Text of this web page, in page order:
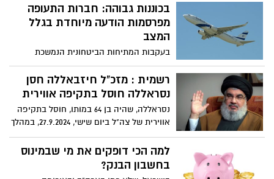
החדשה, כאשר בשלב זה אין שינוי בהנחיות
של פיקוד העורף לאזור אשדוד, אך הדברים
יכולים להשתנות במהרה
בכוננות גבוהה: חברות התעופה
מפרסמות הודעה מיוחדת בגלל
המצב
בעקבות המתיחות הביטחונית הנמשכת
וביטולי הטיסות של חברות תעופה רבות
לישראל וממנה, חברות התעופה הישראליות
אל על, ישראייר וארקיע פרסמו הודעות
ההתפתחויות האחרונות ולספק מענה לביקוש
רשמית : מזכ"ל חיזבאללה חסן
נסראללה חוסל בתקיפה אווירית
נסראללה, שהיה בן 64 במותו, חוסל בתקיפה
אווירית של צה"ל ביום שישי, 27.9.2024, במהלך
מבצע ממוקד בדרום לבנון.
למה הכי דופקים את מי שבמינוס
בחשבון הבנק?